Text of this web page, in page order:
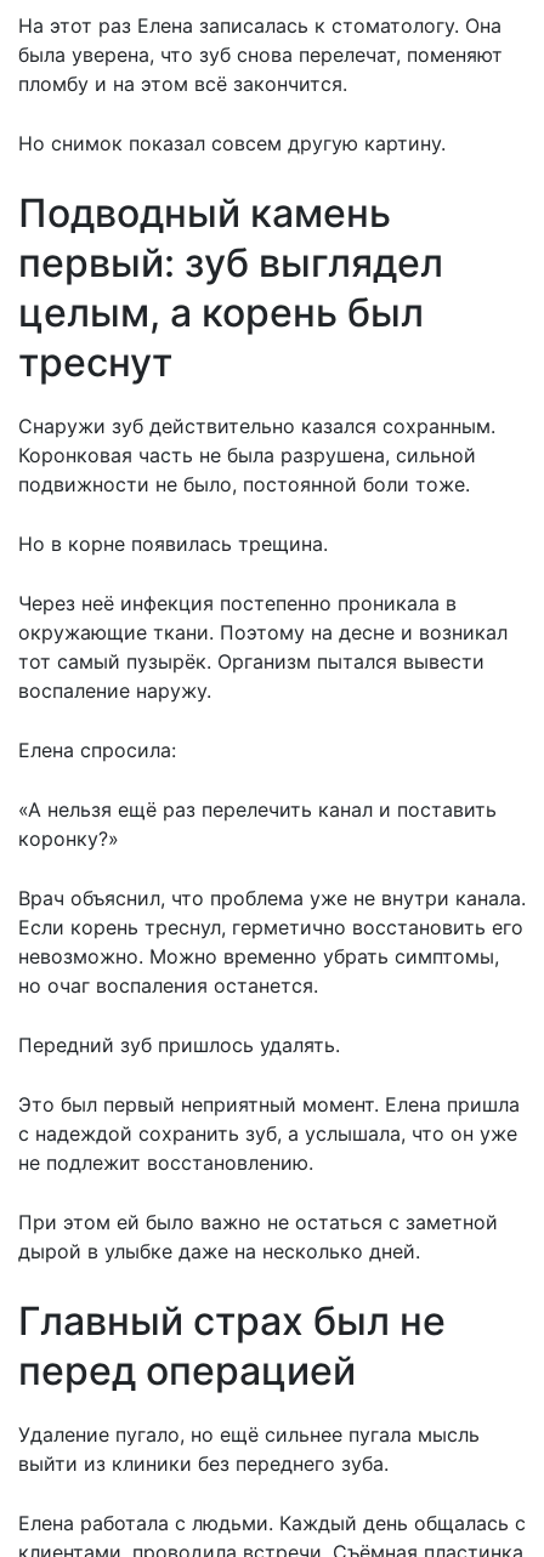
На этот раз Елена записалась к стоматологу. Она
была уверена, что зуб снова перелечат, поменяют
пломбу и на этом всё закончится.
Но снимок показал совсем другую картину.
Подводный камень
первый: зуб выглядел
целым, а корень был
треснут
Снаружи зуб действительно казался сохранным.
Коронковая часть не была разрушена, сильной
подвижности не было, постоянной боли тоже.
Но в корне появилась трещина.
Через неё инфекция постепенно проникала в
окружающие ткани. Поэтому на десне и возникал
тот самый пузырёк. Организм пытался вывести
воспаление наружу.
Елена спросила:
«А нельзя ещё раз перелечить канал и поставить
коронку?»
Врач объяснил, что проблема уже не внутри канала.
Если корень треснул, герметично восстановить его
невозможно. Можно временно убрать симптомы,
но очаг воспаления останется.
Передний зуб пришлось удалять.
Это был первый неприятный момент. Елена пришла
с надеждой сохранить зуб, а услышала, что он уже
не подлежит восстановлению.
При этом ей было важно не остаться с заметной
дырой в улыбке даже на несколько дней.
Главный страх был не
перед операцией
Удаление пугало, но ещё сильнее пугала мысль
выйти из клиники без переднего зуба.
Елена работала с людьми. Каждый день общалась с
клиентами, проводила встречи. Съёмная пластинка